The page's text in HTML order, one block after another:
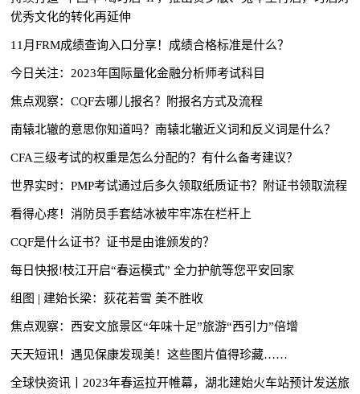
优秀文化的转化再延伸
11月FRM成绩查询入口分享！成绩合格标准是什么？
今日关注：2023年国际量化金融分析师考试科目
焦点观察：CQF去哪儿报名？附报名方式及流程
南辕北辙的意思你知道吗？南辕北辙近义词和反义词是什么？
CFA三级考试的权重是怎么分配的？有什么备考建议？
世界实时：PMP考试通过后多久领取纸质证书？附证书领取流程
看得心疼！消防员手套结冰被牢牢冻在栏杆上
CQF是什么证书？证书是由谁颁发的？
每日快报!枝江开启“春运模式” 全力护航等您平安回家
组图 | 建始长梁：荻花若雪 美不胜收
焦点观察：西安文旅景区“年味十足”旅游“西引力”倍增
天天短讯！遇见保康发现美！这些图片值得珍藏……
全球快资讯丨2023年春运拉开帷幕，湖北建始火车站预计发送旅